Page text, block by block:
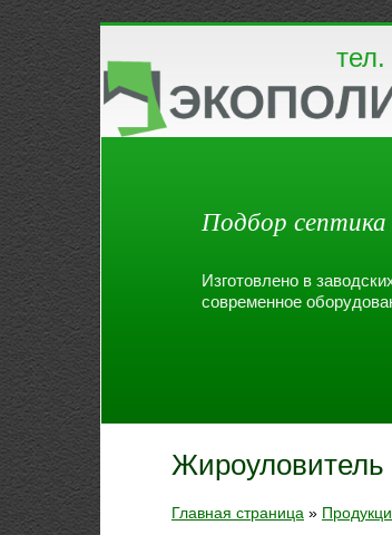
Подбор септика
Изготовлено в
современное
Главная страница »